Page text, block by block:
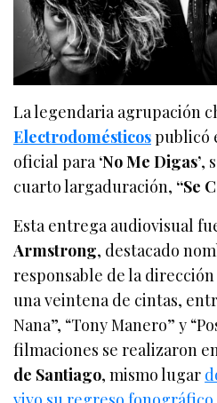
La legendaria agrupación
Electrodomésticospublicó
oficial para‘No Me Digas’,
cuarto largaduración, “Se
Esta entrega audiovisual
Armstrong, destacado
responsable de la
una veintena de cintas,
Nana”, “Tony Manero” y
filmaciones se realizaron
de Santiago, mismo lugar